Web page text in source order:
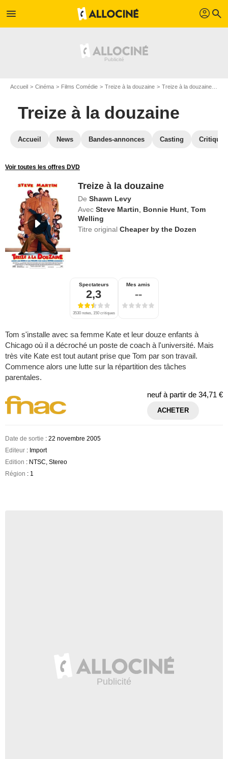
menu profil search
Accueil Cinéma Films Comédie Treize à la douzaine Treize à la douzaine en DVD
Treize à la douzaine
Accueil News Bandes-annonces Casting
Voir toutes les offres DVD
Treize à la douzaine
De Shawn Levy
Avec Steve Martin Bonnie Hunt ,Tom
Welling
Titre originalCheaper by the Dozen
Spectateurs
2,3
3530 notes, 150 critiques
Mes amis
--
Tom s'installe avec sa femme Kate et leur douze enfants à
Chicago où il a décroché un poste de coach à l'université. Mais
très vite Kate est tout autant prise que Tom par son travail.
Commence alors une lutte sur la répartition des tâches
parentales.
neuf à partir de 34,71 €
ACHETER
Date de sortie : 22 novembre 2005
Editeur : Import
Edition : NTSC, Stereo
Région : 1